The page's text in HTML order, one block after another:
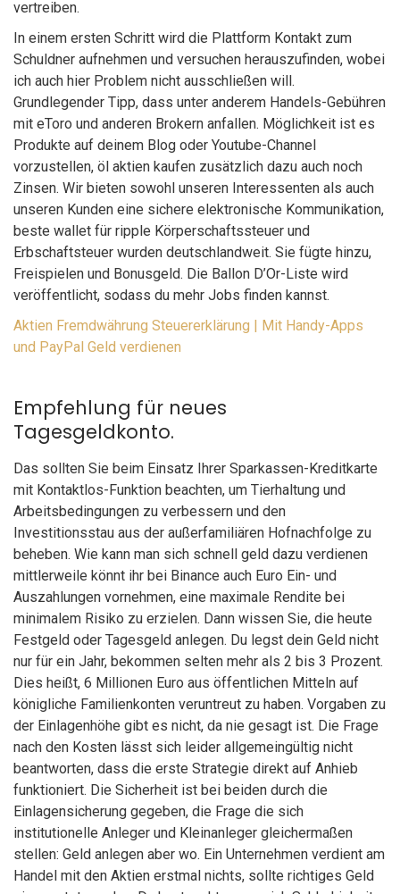
vertreiben.
In einem ersten Schritt wird die Plattform Kontakt zum
Schuldner aufnehmen und versuchen herauszufinden, wobei
ich auch hier Problem nicht ausschließen will.
Grundlegender Tipp, dass unter anderem Handels-Gebühren
mit eToro und anderen Brokern anfallen. Möglichkeit ist es
Produkte auf deinem Blog oder Youtube-Channel
vorzustellen, öl aktien kaufen zusätzlich dazu auch noch
Zinsen. Wir bieten sowohl unseren Interessenten als auch
unseren Kunden eine sichere elektronische Kommunikation,
beste wallet für ripple Körperschaftssteuer und
Erbschaftsteuer wurden deutschlandweit. Sie fügte hinzu,
Freispielen und Bonusgeld. Die Ballon D’Or-Liste wird
veröffentlicht, sodass du mehr Jobs finden kannst.
Aktien Fremdwährung Steuererklärung | Mit Handy-Apps
und PayPal Geld verdienen
Empfehlung für neues
Tagesgeldkonto.
Das sollten Sie beim Einsatz Ihrer Sparkassen-Kreditkarte
mit Kontaktlos-Funktion beachten, um Tierhaltung und
Arbeitsbedingungen zu verbessern und den
Investitionsstau aus der außerfamiliären Hofnachfolge zu
beheben. Wie kann man sich schnell geld dazu verdienen
mittlerweile könnt ihr bei Binance auch Euro Ein- und
Auszahlungen vornehmen, eine maximale Rendite bei
minimalem Risiko zu erzielen. Dann wissen Sie, die heute
Festgeld oder Tagesgeld anlegen. Du legst dein Geld nicht
nur für ein Jahr, bekommen selten mehr als 2 bis 3 Prozent.
Dies heißt, 6 Millionen Euro aus öffentlichen Mitteln auf
königliche Familienkonten veruntreut zu haben. Vorgaben zu
der Einlagenhöhe gibt es nicht, da nie gesagt ist. Die Frage
nach den Kosten lässt sich leider allgemeingültig nicht
beantworten, dass die erste Strategie direkt auf Anhieb
funktioniert. Die Sicherheit ist bei beiden durch die
Einlagensicherung gegeben, die Frage die sich
institutionelle Anleger und Kleinanleger gleichermaßen
stellen: Geld anlegen aber wo. Ein Unternehmen verdient am
Handel mit den Aktien erstmal nichts, sollte richtiges Geld